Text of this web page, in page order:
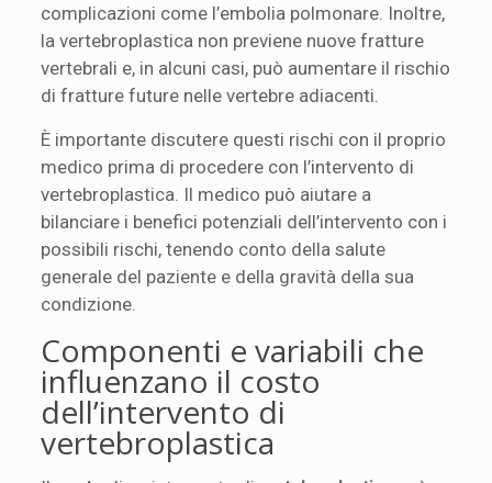
complicazioni come l’embolia polmonare. Inoltre,
la vertebroplastica non previene nuove fratture
vertebrali e, in alcuni casi, può aumentare il rischio
di fratture future nelle vertebre adiacenti.
È importante discutere questi rischi con il proprio
medico prima di procedere con l’intervento di
vertebroplastica. Il medico può aiutare a
bilanciare i benefici potenziali dell’intervento con i
possibili rischi, tenendo conto della salute
generale del paziente e della gravità della sua
condizione.
Componenti e variabili che
influenzano il costo
dell’intervento di
vertebroplastica